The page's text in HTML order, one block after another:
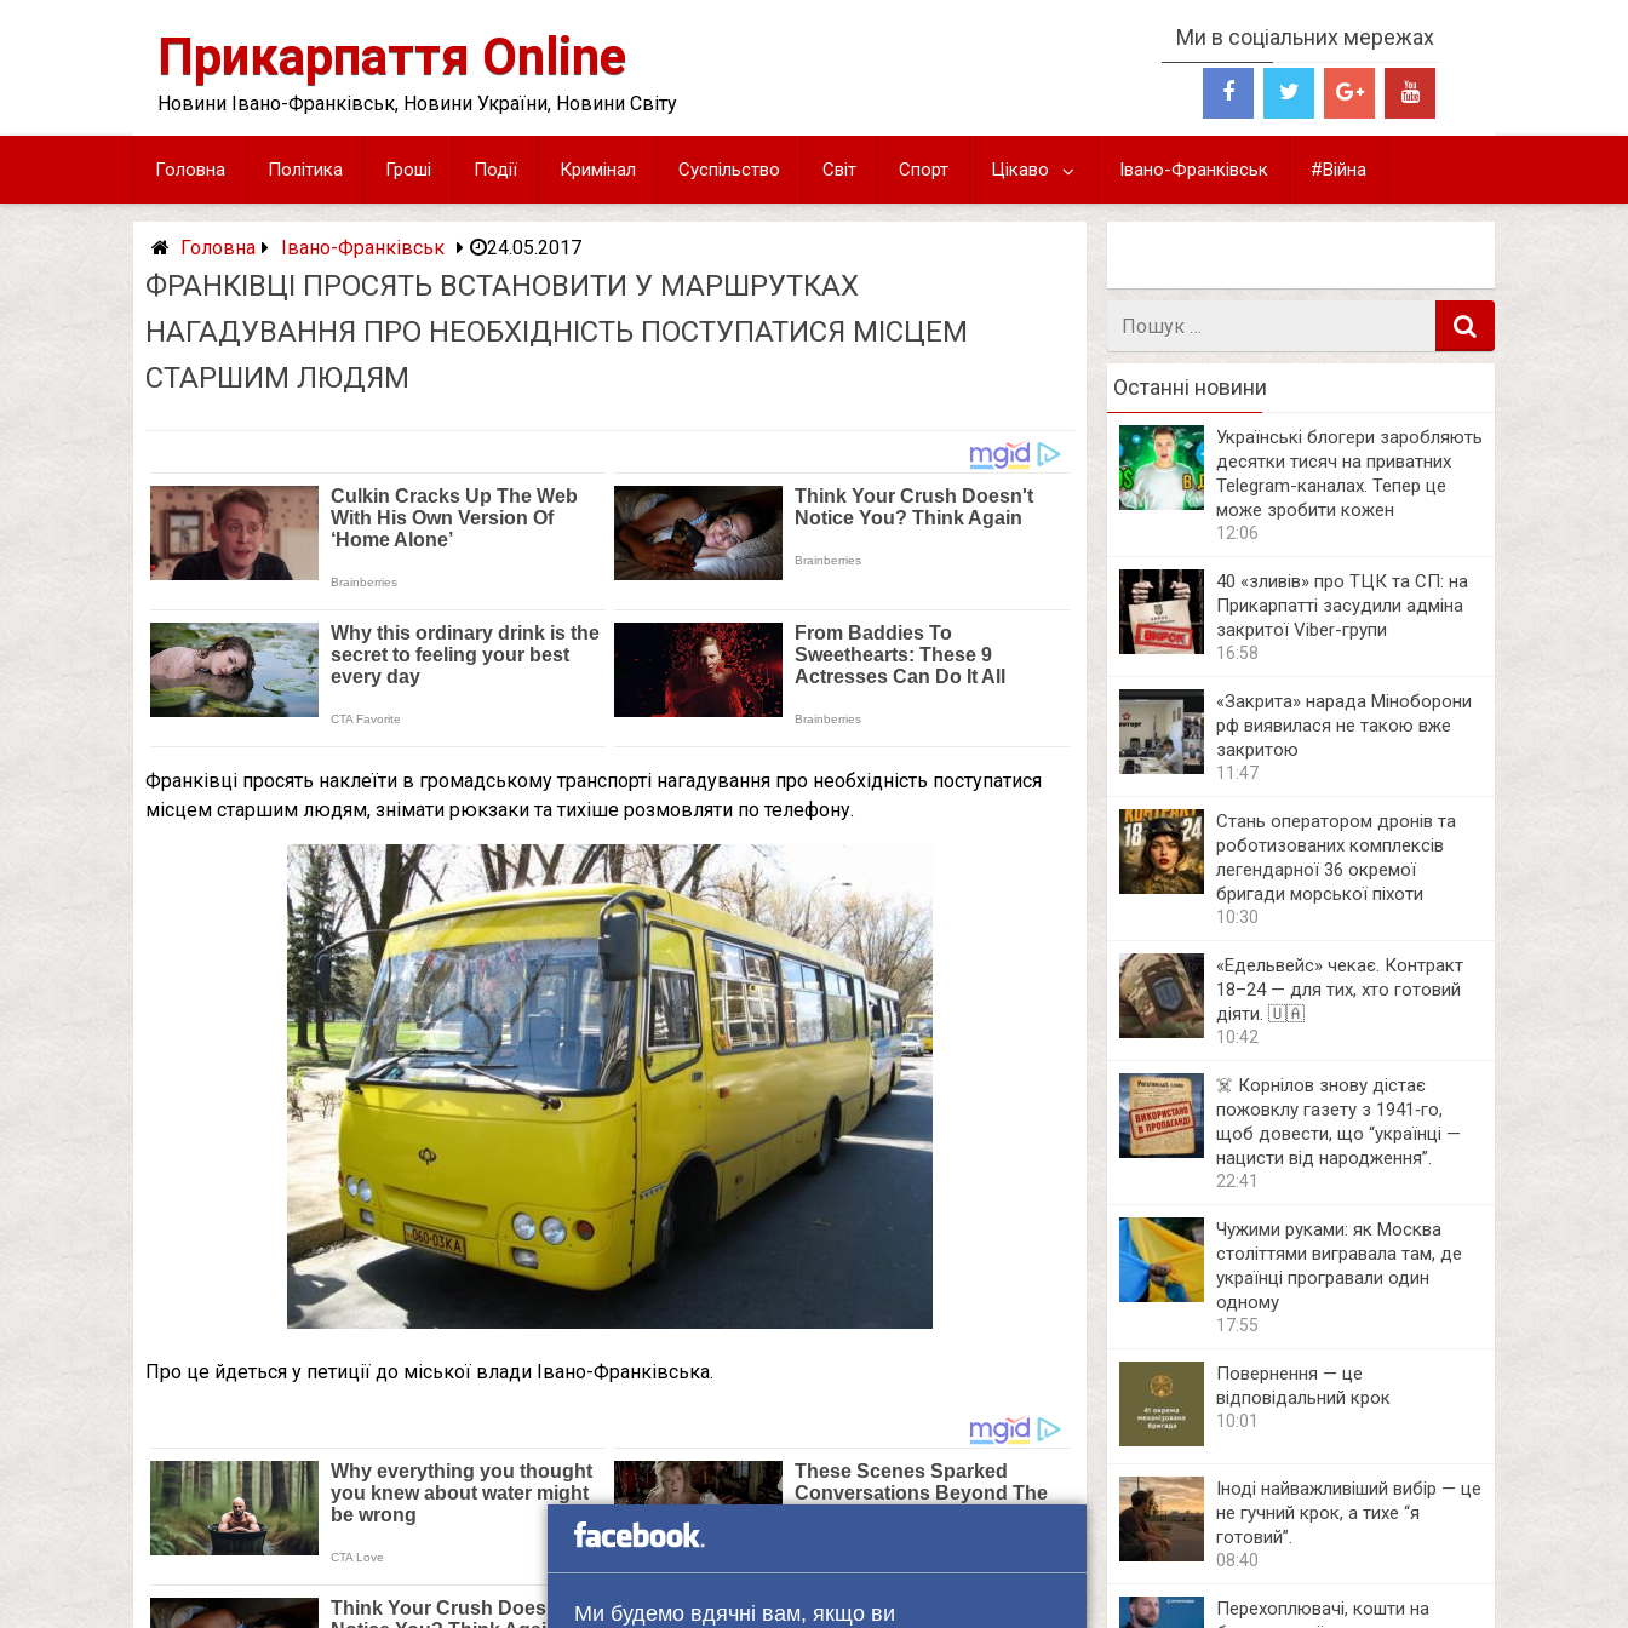
Прикарпаття Online
Новини Івано-Франківськ, Новини України, Новини Світу
Ми в соціальних мережах
Головна Політика Гроші Події Кримінал Суспільство Світ Спорт Цікаво Івано-Франківськ #Війна
Головна Івано-Франківськ 24.05.2017
ФРАНКІВЦІ ПРОСЯТЬ ВСТАНОВИТИ У МАРШРУТКАХ
НАГАДУВАННЯ ПРО НЕОБХІДНІСТЬ ПОСТУПАТИСЯ МІСЦЕМ
СТАРШИМ ЛЮДЯМ
Франківці просять наклеїти в громадському транспорті нагадування про необхідність поступатися
місцем старшим людям, знімати рюкзаки та тихіше розмовляти по телефону.
Про це йдеться у петиції до міської влади Івано-Франківська.
Останні новини
Українські блогери заробляють
десятки тисяч на приватних
Telegram-каналах. Тепер це
може зробити кожен
12:06
40 «зливів» про ТЦК та СП: на
Прикарпатті засудили адміна
закритої Viber-групи
16:58
«Закрита» нарада Міноборони
рф виявилася не такою вже
закритою
11:47
Стань оператором дронів та
роботизованих комплексів
легендарної 36 окремої
бригади морської піхоти
10:30
«Едельвейс» чекає. Контракт
18–24 — для тих, хто готовий
діяти. 🇺🇦
10:42
☠️ Корнілов знову дістає
пожовклу газету з 1941‑го,
щоб довести, що “українці —
нацисти від народження”.
22:41
Чужими руками: як Москва
століттями вигравала там, де
українці програвали один
одному
17:55
Повернення — це
відповідальний крок
10:01
Іноді найважливіший вибір — це
не гучний крок, а тихе “я
готовий”.
08:40
Перехоплювачі, кошти на
Ми будемо вдячні вам, якщо ви